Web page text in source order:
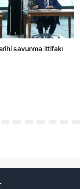
savunma ittifakı